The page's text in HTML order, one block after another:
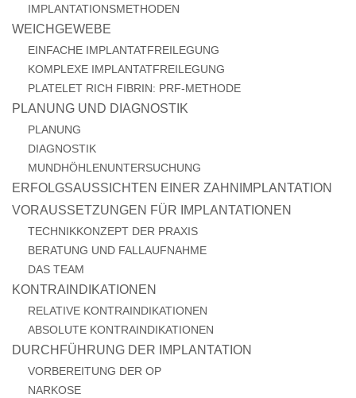
IMPLANTATIONSMETHODEN
WEICHGEWEBE
EINFACHE IMPLANTATFREILEGUNG
KOMPLEXE IMPLANTATFREILEGUNG
PLATELET RICH FIBRIN: PRF-METHODE
PLANUNG UND DIAGNOSTIK
PLANUNG
DIAGNOSTIK
MUNDHÖHLENUNTERSUCHUNG
ERFOLGSAUSSICHTEN EINER ZAHNIMPLANTATION
VORAUSSETZUNGEN FÜR IMPLANTATIONEN
TECHNIKKONZEPT DER PRAXIS
BERATUNG UND FALLAUFNAHME
DAS TEAM
KONTRAINDIKATIONEN
RELATIVE KONTRAINDIKATIONEN
ABSOLUTE KONTRAINDIKATIONEN
DURCHFÜHRUNG DER IMPLANTATION
VORBEREITUNG DER OP
NARKOSE